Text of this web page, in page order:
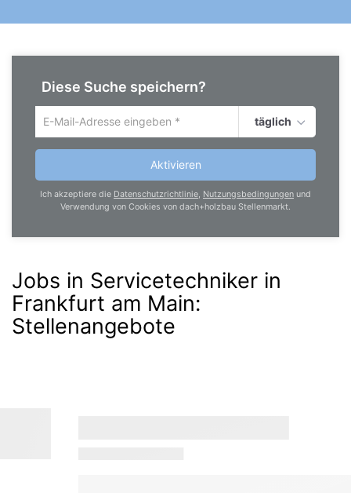
Diese Suche speichern?
Um
die
aktuelle
zu
speichern
deine
ein
täglich
Aktivieren
Ich akzeptiere die Datenschutzrichtlinie, Nutzungsbedingungen und
Verwendung von Cookies von dach+holzbau Stellenmarkt.
Jobs in Servicetechniker in
Frankfurt am Main:
Stellenangebote